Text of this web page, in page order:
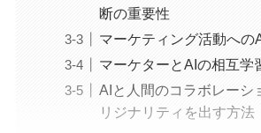
断の重要性
マーケティング活動への
マーケターとAIの相互学
AIと人間のコラボレーシ
リジナリティを出す方法